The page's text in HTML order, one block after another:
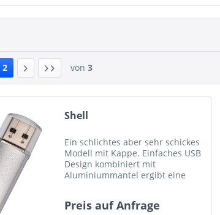
2 von 3
Shell
Ein schlichtes aber sehr schickes
Modell mit Kappe. Einfaches USB
Design kombiniert mit
Aluminiummantel ergibt eine
Ihrer Firmenfarbe eingefärbt
Preis auf Anfrage